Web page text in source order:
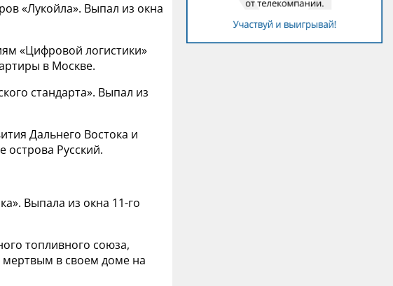
«Лукойла». Выпал из окна
«Цифровой логистики»
в Москве.
стандарта». Выпал из
Дальнего Востока и
острова Русский.
Выпала из окна 11-го
топливного союза,
мертвым в своем доме на